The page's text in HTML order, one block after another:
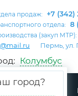
продаж: +7 (342)
отдела: 8
(закуп МТР):
Пермь, ул.
Колумбус
город?